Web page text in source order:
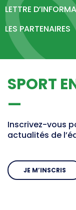
Trouver un
Partenaires &
PARIS
Labels &
Jeux
LETTRE
LES PARTENAIRES
SPORT
Inscrivez-vous
actualités de
JE M’INSCRIS